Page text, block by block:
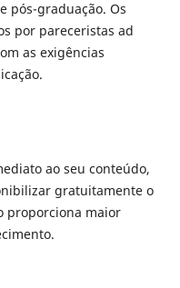
pós-graduação. Os
por pareceristas ad
as exigências
ao seu conteúdo,
gratuitamente o
proporciona maior